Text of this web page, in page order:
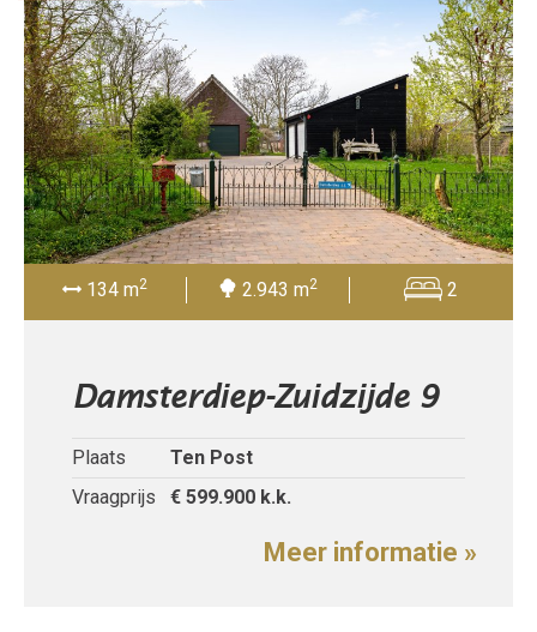
134 m2 2.943 m2 2
Damsterdiep-Zuidzijde 9
Plaats
Ten Post
Vraagprijs
€ 599.900 k.k.
Meer informatie »